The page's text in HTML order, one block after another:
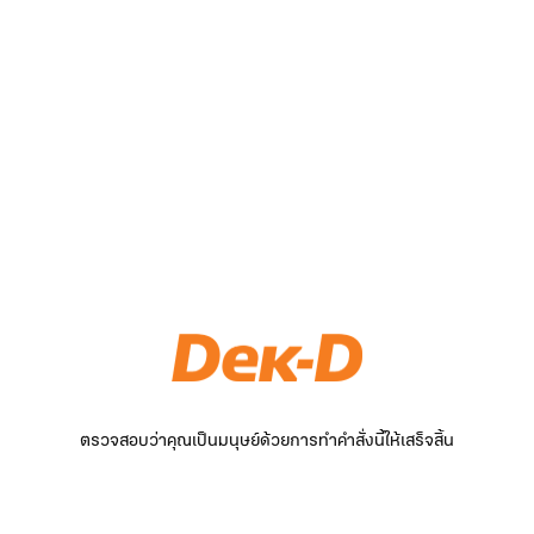
ตรวจสอบว่าคุณเป็นมนุษย์ด้วยการทำคำสั่งนี้ให้เสร็จสิ้น